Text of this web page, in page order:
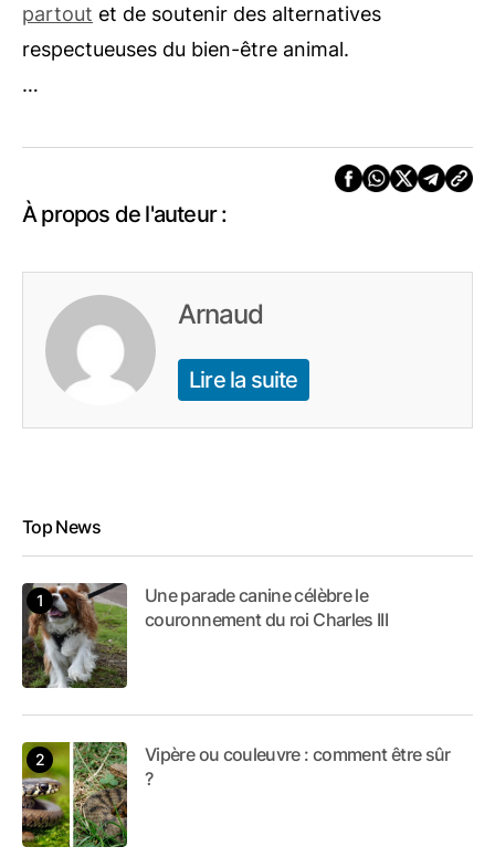
partout et de soutenir des alternatives
respectueuses du bien-être animal.
…
À propos de l'auteur :
Arnaud
Lire la suite
Top News
Une parade canine célèbre le
couronnement du roi Charles III
Vipère ou couleuvre : comment être sûr
?